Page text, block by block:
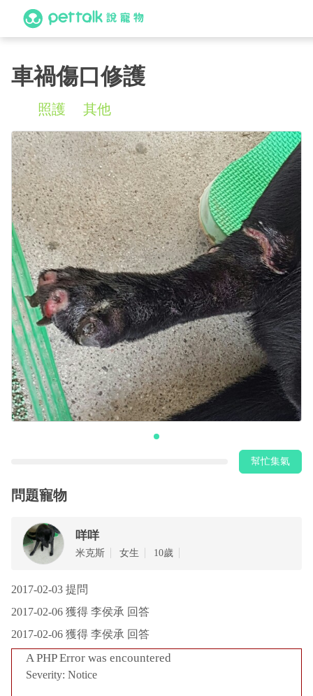
車禍傷口修護
照護 其他
幫忙集氣
問題寵物
咩咩
‎米克斯 女生 10歲
2017-02-03 提問
2017-02-06 獲得 李侯承 回答
2017-02-06 獲得 李侯承 回答
A PHP Error was encountered
Severity: Notice